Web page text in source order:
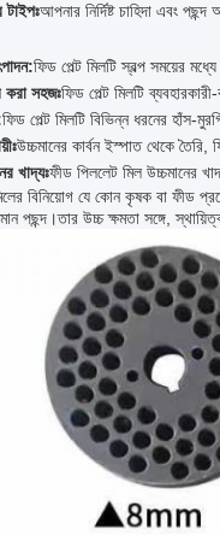
টাইপঃআপনার নির্দিষ্ট চাহিদা এবং
ফিড পেল্ট মিলটি স্বল্প সময়ের
করা সহজঃফিড পেল্ট মিলটি
ফিড পেল্ট মিলটি বিভিন্ন ধরনের হাঁস-
উচ্চমানের কার্বন ইস্পাত থেকে তৈরি,
খাদ্যঃফীড পিললেট মিল উচ্চমানের
বিনিয়োগ যে কোন কৃষক বা ফীড
পছন্দ।তার উচ্চ ক্ষমতা সঙ্গে,